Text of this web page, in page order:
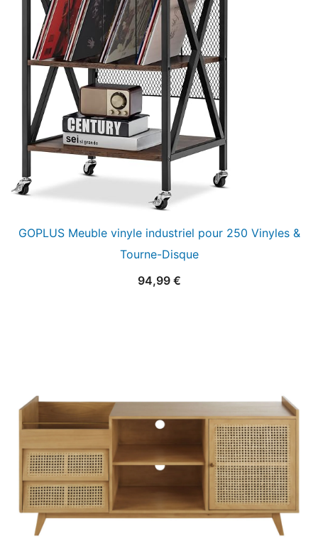
GOPLUS Meuble vinyle industriel pour 250 Vinyles &
Tourne-Disque
94,99 €